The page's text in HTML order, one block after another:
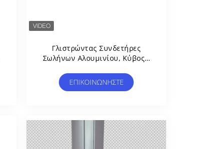
Γλιστρώντας Συνδετήρες
Σωλήνων Αλουμινίου, Κύβος -
Σωλήνων Αργιλίου
ΕΠΙΚΟΙΝΩΝΉΣΤΕ